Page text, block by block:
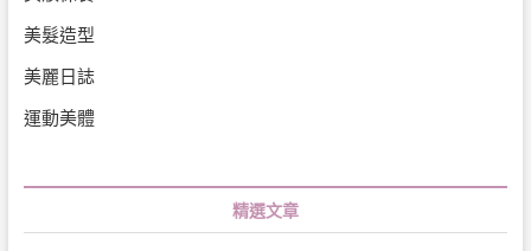
美髮造型
美麗日誌
運動美體
精選文章